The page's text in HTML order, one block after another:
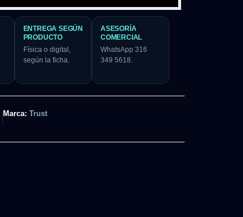
ENTREGA SEGÚN
PRODUCTO
Física o digital,
según la ficha.
ASESORÍA
COMERCIAL
WhatsApp 316
349 5618.
Marca: Trust